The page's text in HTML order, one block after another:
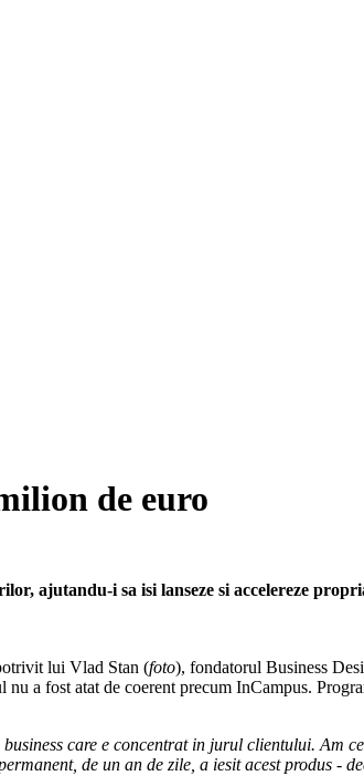
de euro
ajutandu-i sa isi lanseze si accelereze
lui Vlad Stan (foto), fondatorul Business
a fost atat de coerent precum InCampus.
care e concentrat in jurul clientului. Am
de un an de zile, a iesit acest produs -